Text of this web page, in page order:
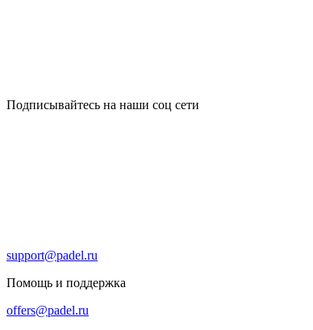
Подписывайтесь на наши соц сети
support@padel.ru
Помощь и поддержка
offers@padel.ru